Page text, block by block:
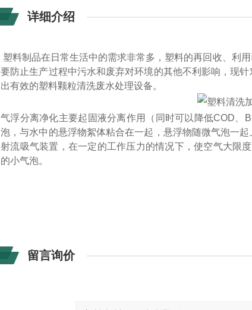
详细介绍
塑料制品在日常生活中的需求非常多，塑料的再回收、利
要防止生产过程中污水和废弃对环境的其他不利影响，现
出有效的塑料颗粒清洗废水处理设备。
气浮分离净化主要起固液分离作用（同时可以降低COD、
泡，与水中的悬浮物絮体粘合在一起，悬浮物随微气泡一
射流吸气装置，在一定的工作压力的情况下，使空气大限
的小气泡。
留言询价